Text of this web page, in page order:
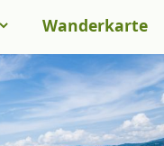
Wanderkarte